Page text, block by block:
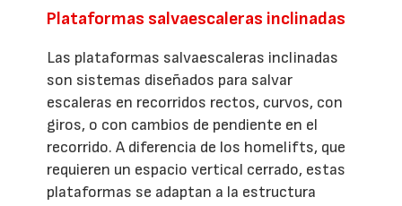
Plataformas salvaescaleras inclinadas
Las plataformas salvaescaleras inclinadas
son sistemas diseñados para salvar
escaleras en recorridos rectos, curvos, con
giros, o con cambios de pendiente en el
recorrido. A diferencia de los homelifts, que
requieren un espacio vertical cerrado, estas
plataformas se adaptan a la estructura